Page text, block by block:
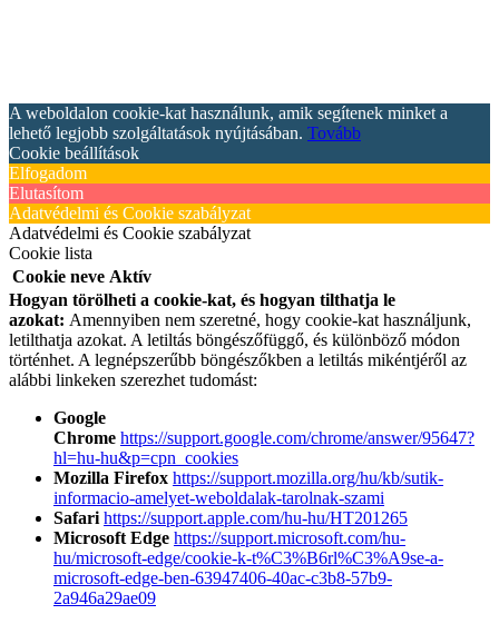
A weboldalon cookie-kat használunk, amik segítenek minket a
lehető legjobb szolgáltatások nyújtásában. Tovább
Cookie beállítások
Elfogadom
Elutasítom
Adatvédelmi és Cookie szabályzat
Adatvédelmi és Cookie szabályzat
Cookie lista
Cookie neve Aktív
Hogyan törölheti a cookie-kat, és hogyan tilthatja le
azokat: Amennyiben nem szeretné, hogy cookie-kat használjunk,
letilthatja azokat. A letiltás böngészőfüggő, és különböző módon
történhet. A legnépszerűbb böngészőkben a letiltás mikéntjéről az
alábbi linkeken szerezhet tudomást:
Google
Chrome https://support.google.com/chrome/answer/95647?
hl=hu-hu&p=cpn_cookies
Mozilla Firefox https://support.mozilla.org/hu/kb/sutik-
informacio-amelyet-weboldalak-tarolnak-szami
Safari https://support.apple.com/hu-hu/HT201265
Microsoft Edge https://support.microsoft.com/hu-
hu/microsoft-edge/cookie-k-t%C3%B6rl%C3%A9se-a-
microsoft-edge-ben-63947406-40ac-c3b8-57b9-
2a946a29ae09